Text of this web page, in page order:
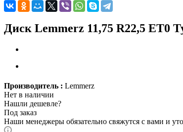
Диск Lemmerz 11,75 R22,5 ЕТ0
Производитель : Lemmerz
Нет в наличии
Нашли дешевле?
Под заказ
Наши менеджеры обязательно свяжутся с вами и